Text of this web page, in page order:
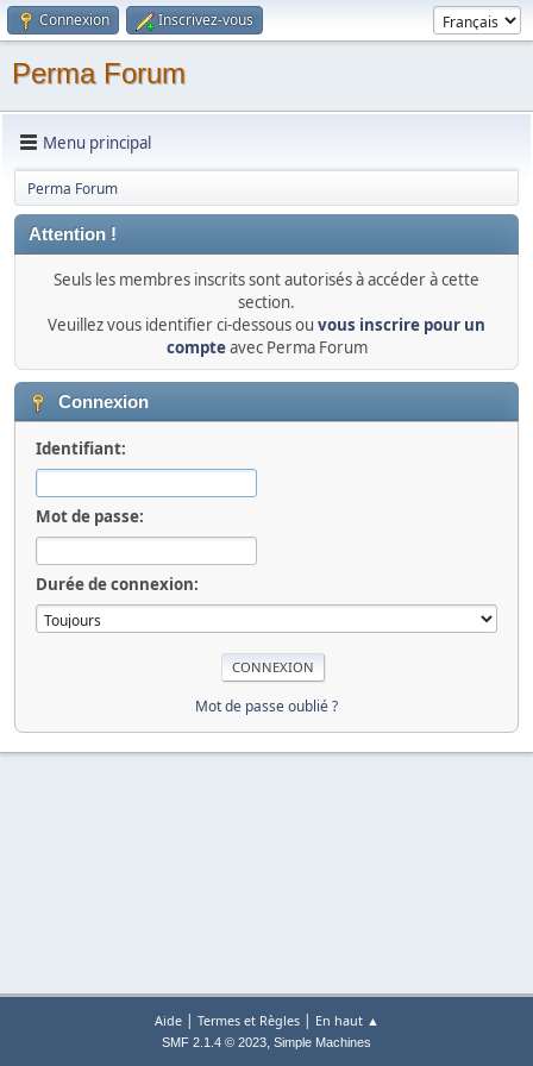
Connexion Inscrivez-vous
Perma Forum
Menu principal
Perma Forum
Attention !
Seuls les membres inscrits sont autorisés à accéder à cette
section.
Veuillez vous identifier ci-dessous ou vous inscrire pour un
compteavec Perma Forum
Connexion
Identifiant:
Mot de passe:
Durée de connexion:
Mot de passe oublié ?
Aide| Termes et Règles| En haut ▲
SMF 2.1.4 © 2023, Simple Machines